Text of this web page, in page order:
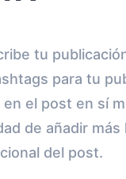
tu
para tu
el post en sí
de añadir
del post.